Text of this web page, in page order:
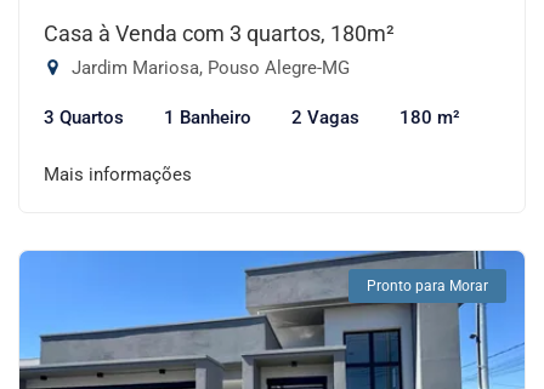
Casa à Venda com 3 quartos, 180m²
Jardim Mariosa, Pouso Alegre-MG
3 Quartos 1 Banheiro 2 Vagas 180 m²
Mais informações
Pronto para Morar